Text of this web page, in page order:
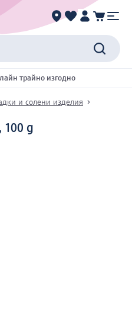
трайно изгодно
и солени изделия
100 g